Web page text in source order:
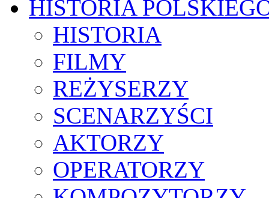
HISTORIA
HISTORIA
FILMY
REŻYSERZY
SCENARZYŚCI
AKTORZY
OPERATORZY